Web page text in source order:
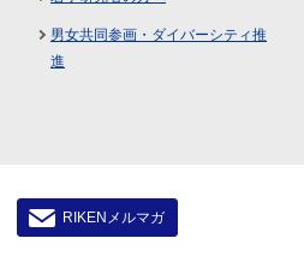
男女共同参画・ダイバーシティ推
進
RIKENメルマガ